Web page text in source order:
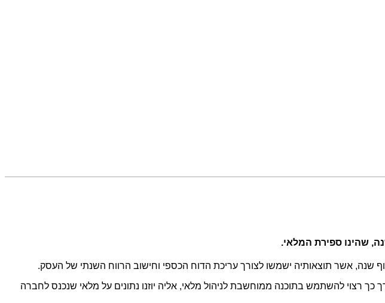
שהינו ספירת המלאי.
אשר תוצאותיה ישמשו לצורך עריכת הדוח הכספי וחישוב הרווח השנתי של העסק.
רצוי להשתמש בתוכנה ממוחשבת לניהול מלאי, אליה יוזנו נתונים על מלאי שנכנס לחברה